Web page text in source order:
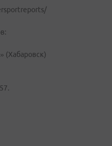
(Хабаровск)